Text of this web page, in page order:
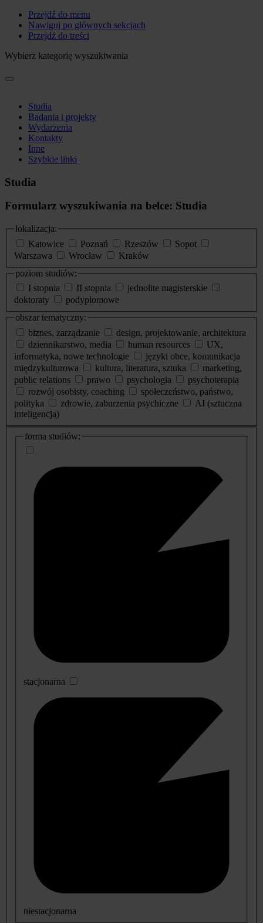
Przejdź do menu
Nawiguj po głównych sekcjach
Przejdź do treści
Wybierz kategorię wyszukiwania
Studia
Badania i projekty
Wydarzenia
Kontakty
Inne
Szybkie linki
Studia
Formularz wyszukiwania na belce: Studia
lokalizacja:
Katowice
Poznań Rzeszów
Sopot
Warszawa
Wrocław
Kraków
poziom studiów:
I stopnia
II stopnia
jednolite magisterskie
doktoraty
podyplomowe
obszar tematyczny:
biznes, zarządzanie
design, projektowanie, architektura
dziennikarstwo, media
human resources
UX,
informatyka, nowe technologie
języki obce, komunikacja
międzykulturowa
kultura, literatura, sztuka
marketing,
public relations
prawo psychologia
psychoterapia
rozwój osobisty, coaching
społeczeństwo, państwo,
polityka
zdrowie, zaburzenia psychiczne
AI (sztuczna
inteligencja)
dodatkowe
informacje
forma studiów:
stacjonarna
niestacjonarna